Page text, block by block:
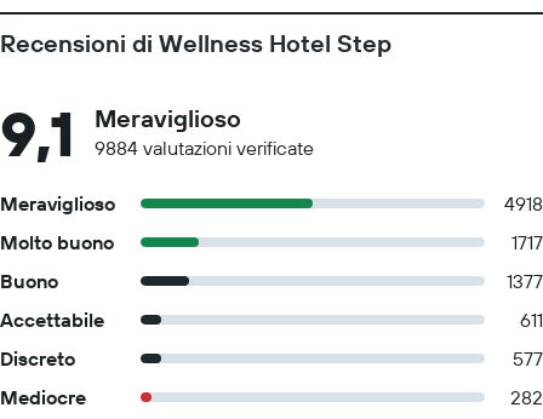
Recensioni di Wellness Hotel Step
9,1 Meraviglioso
9884 valutazioni verificate
Meraviglioso
4918
Molto buono
1717
Buono
1377
Accettabile
611
Discreto
577
Mediocre
282